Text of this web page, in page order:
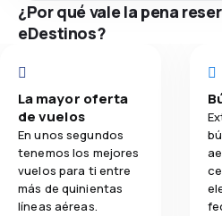
¿Por qué vale la pena
eDestinos?
La mayor oferta
de vuelos
En unos segundos
tenemos los mejores
vuelos para ti entre
más de quinientas
líneas aéreas.